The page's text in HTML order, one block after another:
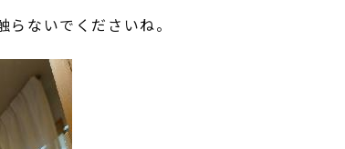
ないでくださいね。